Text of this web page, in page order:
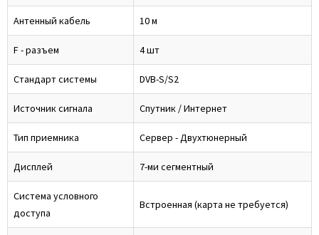
Антенный кабель 10 м
F - разъем 4 шт
Стандарт системы DVB-S/S2
Источник сигнала Спутник / Интернет
Тип приемника Сервер - Двухтюнерный
Дисплей 7-ми сегментный
Система условного
доступа
Встроенная (карта не требуется)